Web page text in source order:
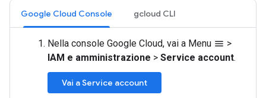
Google Cloud Console gcloud CLI
Nella console Google Cloud, vai a Menu menu >
IAM e amministrazione > Service account.
Vai a Service account